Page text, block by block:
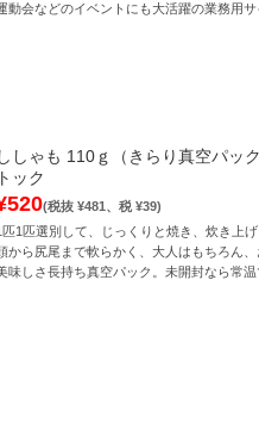
動会などのイベントにも大活躍の業務用サ
ししゃも 110ｇ（きらり真空パッ
トック
(税抜 ¥481、税 ¥39)
匹1匹選別して、じっくりと焼き、炊き上げ
から尻尾まで軟らかく、大人はもちろん、
味しさ長持ち真空パック。未開封なら常温